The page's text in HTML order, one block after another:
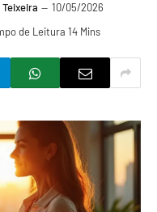
10/05/2026
de Leitura 14 Mins